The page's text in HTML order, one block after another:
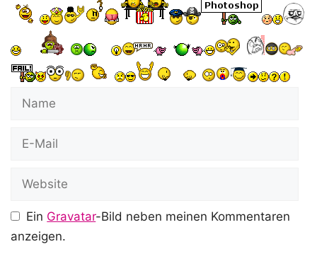
Name
Website
Ein Gravatar-Bild neben meinen Kommentaren
anzeigen.